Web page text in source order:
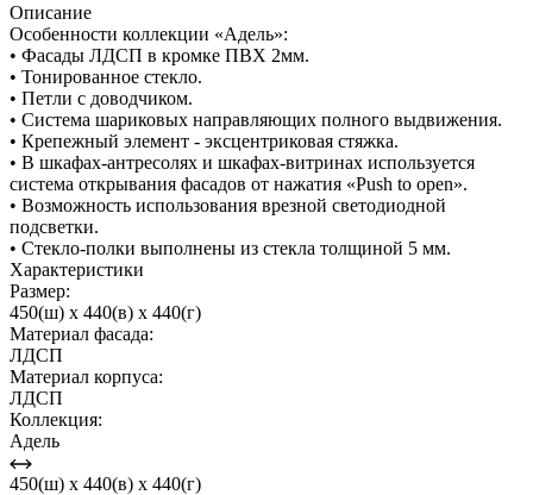
Описание
Особенности коллекции «Адель»:
• Фасады ЛДСП в кромке ПВХ 2мм.
• Тонированное стекло.
• Петли с доводчиком.
• Система шариковых направляющих полного выдвижения.
• Крепежный элемент - эксцентриковая стяжка.
• В шкафах-антресолях и шкафах-витринах используется
система открывания фасадов от нажатия «Push to open».
• Возможность использования врезной светодиодной
подсветки.
• Стекло-полки выполнены из стекла толщиной 5 мм.
Характеристики
Размер:
450(ш) x 440(в) x 440(г)
Материал фасада:
ЛДСП
Материал корпуса:
ЛДСП
Коллекция:
Адель
450(ш) x 440(в) x 440(г)